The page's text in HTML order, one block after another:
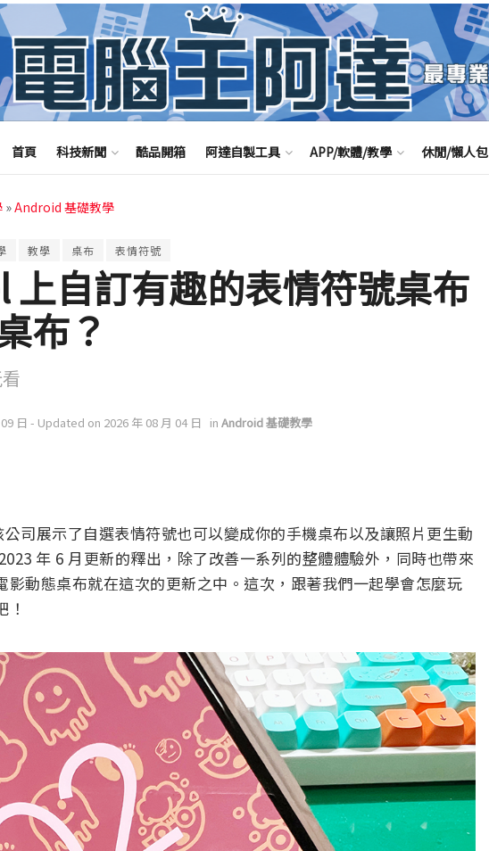
首頁 科技新聞 酷品開箱 阿達自製工具 APP/軟體/教學 休閒/懶人包
»Android 基礎教學
教學 桌布 表情符號
上自訂有趣的表情符號桌布
布？
日 - Updated on 2026 年 08 月 04 日 in Android 基礎教學
司展示了自選表情符號也可以變成你的手機桌布以及讓照片更生動
年 6 月更新的釋出，除了改善一系列的整體體驗外，同時也帶來
影動態桌布就在這次的更新之中。這次，跟著我們一起學會怎麼玩